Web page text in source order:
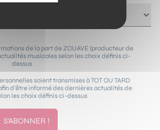
de la part de ZOUAVE (producteur de
musicales selon les choix définis ci-
dessus
soient transmises à TOT OU TARD
d’être informé des dernières actualités de
les choix définis ci-dessus